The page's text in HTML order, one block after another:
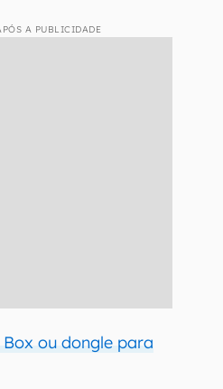
A PUBLICIDADE
ou dongle para